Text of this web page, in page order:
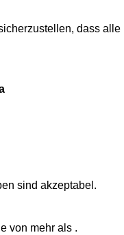
dass alle
sind akzeptabel.
von mehr als .